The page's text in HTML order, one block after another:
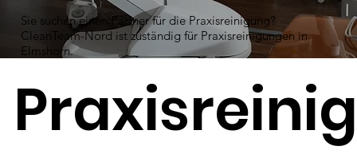
Sie suchen einen Partner für die Praxisreinigung?
CleanTeam-Nord ist zuständig für Praxisreinigungen in
Elmshorn.